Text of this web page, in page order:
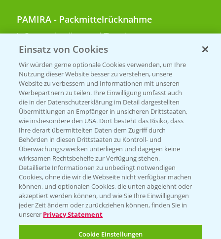
PAMIRA - Packmittelrücknahme
Sammelstellen und Termine
PRE - Chemikalien sicher entsorgen
Sammelstellen und Termine
Kontakt & Notfall
Beratung auf WhatsApp
T.+49 (0)174 346 564 1
KONTAKT
Hilfe in Notfällen
T.+49 (0)214/30-20220
Einsatz von Cookies
Wir würden gerne optionale Cookies verwenden, um Ihre
Nutzung dieser Website besser zu verstehen, unsere
Website zu verbessern und Informationen mit unseren
Werbepartnern zu teilen. Ihre Einwilligung umfasst auch
die in der Datenschutzerklärung im Detail dargestellten
Übermittlungen an Empfänger in unsicheren Drittstaaten,
wie insbesondere den USA. Dort besteht das Risiko, dass
Ihre derart übermittelten Daten dem Zugriff durch
Behörden in diesen Drittstaaten zu Kontroll- und
Überwachungszwecken unterliegen und dagegen keine
wirksamen Rechtsbehelfe zur Verfügung stehen.
Detaillierte Informationen zu unbedingt notwendigen
Cookies, ohne die wir die Webseite nicht verfügbar machen
können, und optionalen Cookies, die unten abgelehnt oder
akzeptiert werden können, und wie Sie Ihre Einwilligungen
jeder Zeit ändern oder zurückziehen können, finden Sie in
unserer Privacy Statement
Cookie Einstellungen